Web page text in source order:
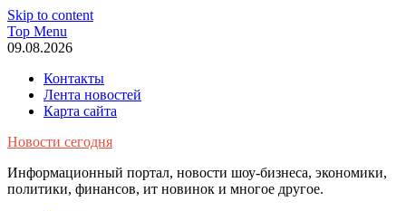
Skip to content
Top Menu
09.08.2026
Контакты
Лента новостей
Карта сайта
Новости сегодня
Информационный портал, новости шоу-бизнеса, экономики,
политики, финансов, ит новинок и многое другое.